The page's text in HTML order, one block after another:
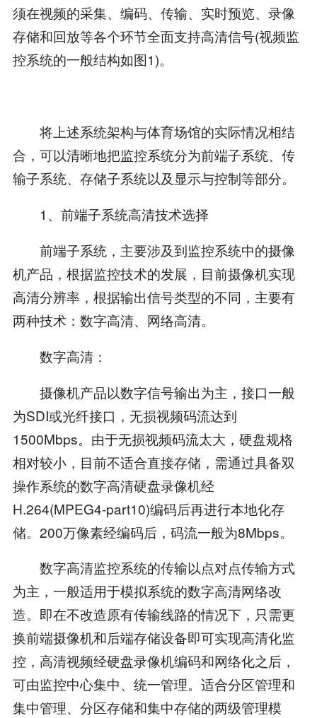
须在视频的采集、编码、传输、实时预览、录像
存储和回放等各个环节全面支持高清信号(视频监
控系统的一般结构如图1)。
将上述系统架构与体育场馆的实际情况相结
合，可以清晰地把监控系统分为前端子系统、传
输子系统、存储子系统以及显示与控制等部分。
1、前端子系统高清技术选择
前端子系统，主要涉及到监控系统中的摄像
机产品，根据监控技术的发展，目前摄像机实现
高清分辨率，根据输出信号类型的不同，主要有
两种技术：数字高清、网络高清。
数字高清：
摄像机产品以数字信号输出为主，接口一般
为SDI或光纤接口，无损视频码流达到
1500Mbps。由于无损视频码流太大，硬盘规格
相对较小，目前不适合直接存储，需通过具备双
操作系统的数字高清硬盘录像机经
H.264(MPEG4-part10)编码后再进行本地化存
储。200万像素经编码后，码流一般为8Mbps。
数字高清监控系统的传输以点对点传输方式
为主，一般适用于模拟系统的数字高清网络改
造。即在不改造原有传输线路的情况下，只需更
换前端摄像机和后端存储设备即可实现高清化监
控，高清视频经硬盘录像机编码和网络化之后，
可由监控中心集中、统一管理。适合分区管理和
集中管理、分区存储和集中存储的两级管理模